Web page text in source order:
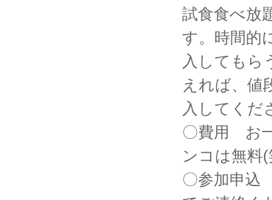
試食食べ放
す。時間的
入してもら
えれば、値
入してく
〇費用 お
ンコは無料
〇参加申込